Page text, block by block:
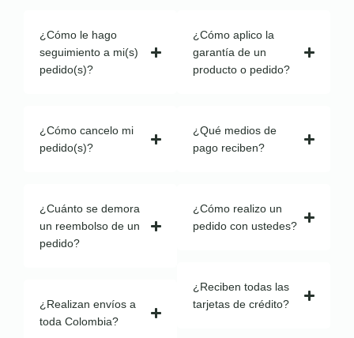
¿Cómo le hago
seguimiento a mi(s)
pedido(s)?
¿Cómo cancelo mi
pedido(s)?
¿Cuánto se demora
un reembolso de un
pedido?
¿Realizan envíos a
toda Colombia?
¿Cómo aplico la
garantía de un
producto o pedido?
¿Qué medios de
pago reciben?
¿Cómo realizo un
pedido con ustedes?
¿Reciben todas las
tarjetas de crédito?